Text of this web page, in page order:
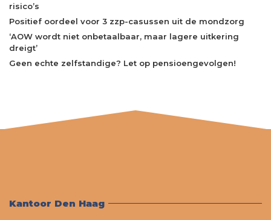
risico’s
Positief oordeel voor 3 zzp-casussen uit de mondzorg
‘AOW wordt niet onbetaalbaar, maar lagere uitkering
dreigt’
Geen echte zelfstandige? Let op pensioengevolgen!
Kantoor Den Haag